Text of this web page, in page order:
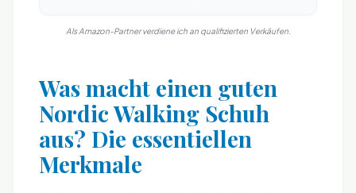
Als Amazon-Partner verdiene ich an qualifizierten Verkäufen.
Was macht einen guten
Nordic Walking Schuh
aus? Die essentiellen
Merkmale